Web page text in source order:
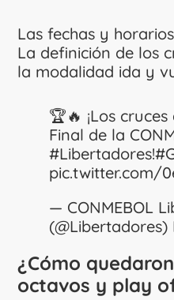
Las fechas y
La definición de los
la modalidad ida y
🏆🔥 ¡Los
Final de la
#Libertadores!
pic.twitter.com/
— CONMEBOL
(@Libertadores)
¿Cómo
octavos y play